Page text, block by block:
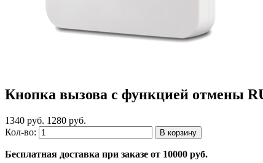
Кнопка вызова с функцией отмены
1340 руб. 1280 руб.
Кол-во:
Бесплатная доставка при заказе от 10000 руб.